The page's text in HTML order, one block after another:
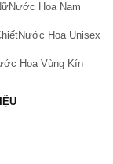
hàng?
tôi qua số
Nước Hoa Nam
Nước Hoa Unisex
Hoa Vùng Kín